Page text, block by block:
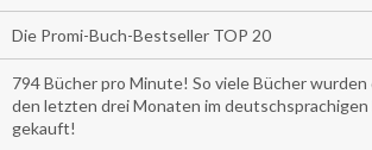
Die Promi-Buch-Bestseller TOP 20
794 Bücher pro Minute! So viele Bücher
den letzten drei Monaten im deutschsprachigen
gekauft!